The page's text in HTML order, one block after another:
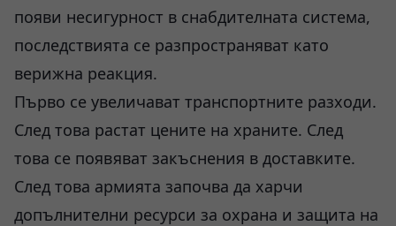
появи несигурност в снабдителната система,
последствията се разпространяват като
верижна реакция.
Първо се увеличават транспортните разходи.
След това растат цените на храните. След
това се появяват закъснения в доставките.
След това армията започва да харчи
допълнителни ресурси за охрана и защита на